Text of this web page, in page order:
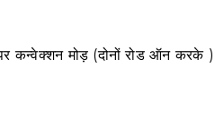
कन्वेक्शन मोड़ (दोनों रोड ऑन करके )